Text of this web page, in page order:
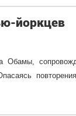
йоркцев
Обамы,